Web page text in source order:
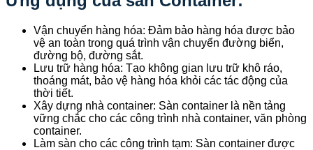
Vận chuyển hàng hóa: Đảm bảo hàng hóa được bảo
vệ an toàn trong quá trình vận chuyển đường biển,
đường bộ, đường sắt.
Lưu trữ hàng hóa: Tạo không gian lưu trữ khô ráo,
thoáng mát, bảo vệ hàng hóa khỏi các tác động của
thời tiết.
Xây dựng nhà container: Sàn container là nền tảng
vững chắc cho các công trình nhà container, văn phòng
container.
Làm sàn cho các công trình tạm: Sàn container được